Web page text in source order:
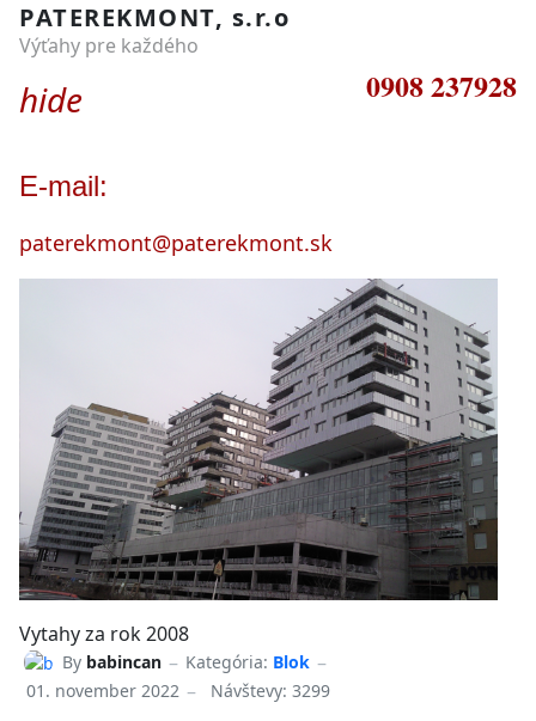
PATEREKMONT, s.r.o
Výťahy pre každého
hide 0908 237928
E-mail:
paterekmont@paterekmont.sk
Vytahy za rok 2008
By babincan Kategória: Blok
01. november 2022
Návštevy: 3299